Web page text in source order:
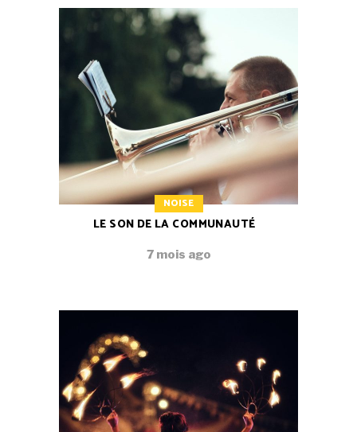
NOISE
LE SON DE LA COMMUNAUTÉ
7 mois ago